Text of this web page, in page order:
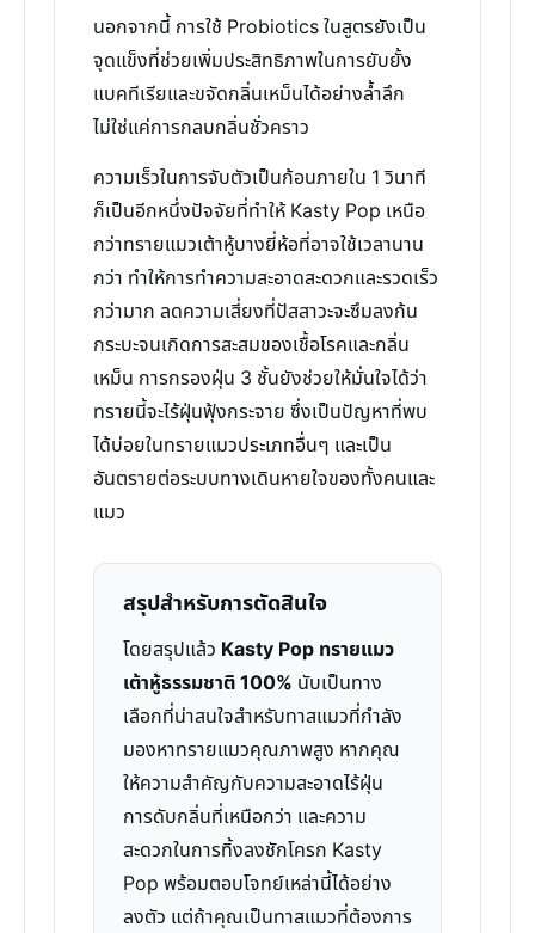
นอกจากนี้ การใช้ Probiotics ในสูตรยังเป็น
จุดแข็งที่ช่วยเพิ่มประสิทธิภาพในการยับยั้ง
แบคทีเรียและขจัดกลิ่นเหม็นได้อย่างล้ำลึก
ไม่ใช่แค่การกลบกลิ่นชั่วคราว
ความเร็วในการจับตัวเป็นก้อนภายใน 1 วินาที
ก็เป็นอีกหนึ่งปัจจัยที่ทำให้ Kasty Pop เหนือ
กว่าทรายแมวเต้าหู้บางยี่ห้อที่อาจใช้เวลานาน
กว่า ทำให้การทำความสะอาดสะดวกและรวดเร็ว
กว่ามาก ลดความเสี่ยงที่ปัสสาวะจะซึมลงก้น
กระบะจนเกิดการสะสมของเชื้อโรคและกลิ่น
เหม็น การกรองฝุ่น 3 ชั้นยังช่วยให้มั่นใจได้ว่า
ทรายนี้จะไร้ฝุ่นฟุ้งกระจาย ซึ่งเป็นปัญหาที่พบ
ได้บ่อยในทรายแมวประเภทอื่นๆ และเป็น
อันตรายต่อระบบทางเดินหายใจของทั้งคนและ
แมว
สรุปสำหรับการตัดสินใจ
โดยสรุปแล้ว Kasty Pop ทรายแมว
เต้าหู้ธรรมชาติ 100% นับเป็นทาง
เลือกที่น่าสนใจสำหรับทาสแมวที่กำลัง
มองหาทรายแมวคุณภาพสูง หากคุณ
ให้ความสำคัญกับความสะอาดไร้ฝุ่น
การดับกลิ่นที่เหนือกว่า และความ
สะดวกในการทิ้งลงชักโครก Kasty
Pop พร้อมตอบโจทย์เหล่านี้ได้อย่าง
ลงตัว แต่ถ้าคุณเป็นทาสแมวที่ต้องการ